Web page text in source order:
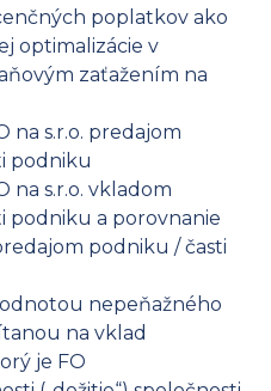
poplatkov ako
optimalizácie v
zaťažením na
na s.r.o. predajom
podniku
na s.r.o. vkladom
podniku a porovnanie
podniku / časti
nepeňažného
na vklad
je FO